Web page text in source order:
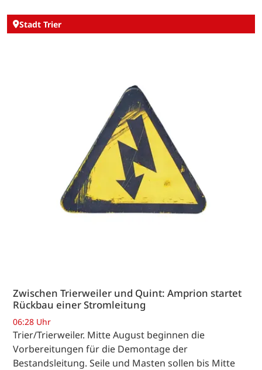
Stadt Trier
Zwischen Trierweiler und Quint: Amprion startet
Rückbau einer Stromleitung
06:28 Uhr
Trier/Trierweiler. Mitte August beginnen die
Vorbereitungen für die Demontage der
Bestandsleitung. Seile und Masten sollen bis Mitte